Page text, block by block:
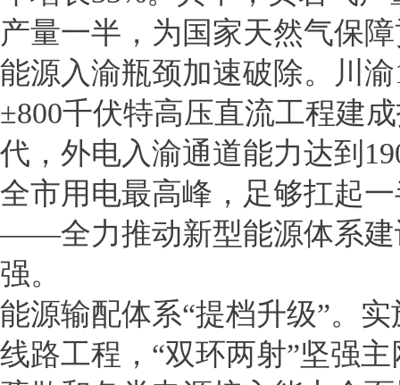
产量一半，为国家天然气保
能源入渝瓶颈加速破除。川
±800千伏特高压直流工程建
代，外电入渝通道能力达到
全市用电最高峰，足够扛起
——全力推动新型能源体系建
强。
能源输配体系“提档升级”。
线路工程，“双环两射”坚强